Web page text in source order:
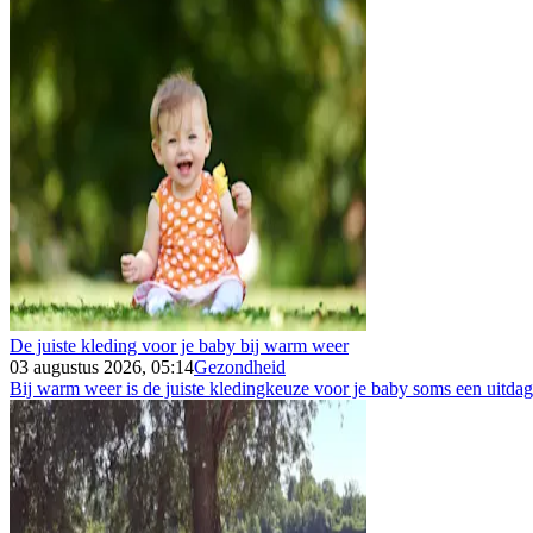
De juiste kleding voor je baby bij warm weer
03 augustus 2026, 05:14Gezondheid
Bij warm weer is de juiste kledingkeuze voor je baby soms een